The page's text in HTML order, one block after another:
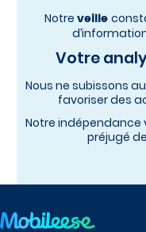
Notre veille
Votre
Nous ne subissons
favoriser des
Notre indépendance
préjugé